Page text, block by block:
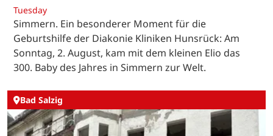
Tuesday
Simmern. Ein besonderer Moment für die
Geburtshilfe der Diakonie Kliniken Hunsrück: Am
Sonntag, 2. August, kam mit dem kleinen Elio das
300. Baby des Jahres in Simmern zur Welt.
Bad Salzig